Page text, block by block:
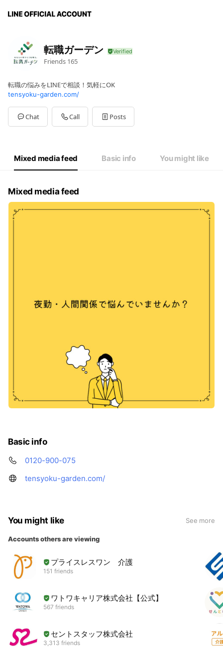
転職ガーデン
Friends 165
転職の悩みをLINEで相談！気軽にOK
tensyoku-garden.com/
Chat Call Posts
Mixed media feed Basic info You might like
Mixed media feed
Basic info
0120-900-075
tensyoku-garden.com/
You might like See more
Accounts others are viewing
プライスレスワン 介護
151 friends
ワトワキャリア株式会社【公式】
567 friends
セントスタッフ株式会社
3,313 friends